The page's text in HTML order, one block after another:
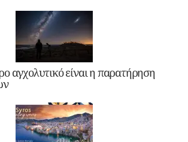
αγχολυτικό είναι η παρατήρηση